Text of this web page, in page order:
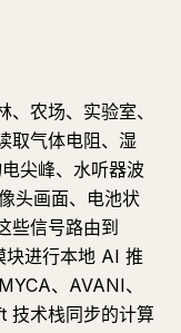
农场、实验室、
取气体电阻、湿
尖峰、水听器波
头画面、电池状
些信号路由到
进行本地 AI 推
、AVANI、
术栈同步的计算